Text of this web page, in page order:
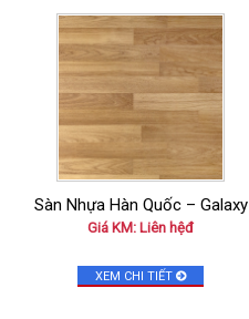
Sàn Nhựa Hàn Quốc – Galaxy
Giá KM: Liên hệđ
XEM CHI TIẾT